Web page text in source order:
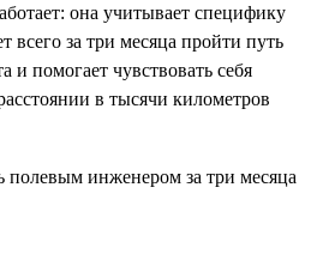
она учитывает специфику
всего за три месяца пройти путь
и помогает чувствовать себя
в тысячи километров